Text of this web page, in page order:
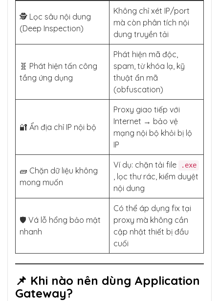
🕵️ Lọc sâu nội dung
(Deep Inspection)
Không chỉ xét IP/port
mà còn phân tích nội
dung truyền tải
🧬 Phát hiện tấn công
tầng ứng dụng
Phát hiện mã độc,
spam, từ khóa lạ, kỹ
thuật ẩn mã
(obfuscation)
🔐 Ẩn địa chỉ IP nội bộ
Proxy giao tiếp với
Internet → bảo vệ
mạng nội bộ khỏi bị lộ
IP
🧱 Chặn dữ liệu không
mong muốn
Ví dụ: chặn tải file .exe
, lọc thư rác, kiểm duyệt
nội dung
🛡 Vá lỗ hổng bảo mật
nhanh
Có thể áp dụng fix tại
proxy mà không cần
cập nhật thiết bị đầu
cuối
📌 Khi nào nên dùng Application
Gateway?